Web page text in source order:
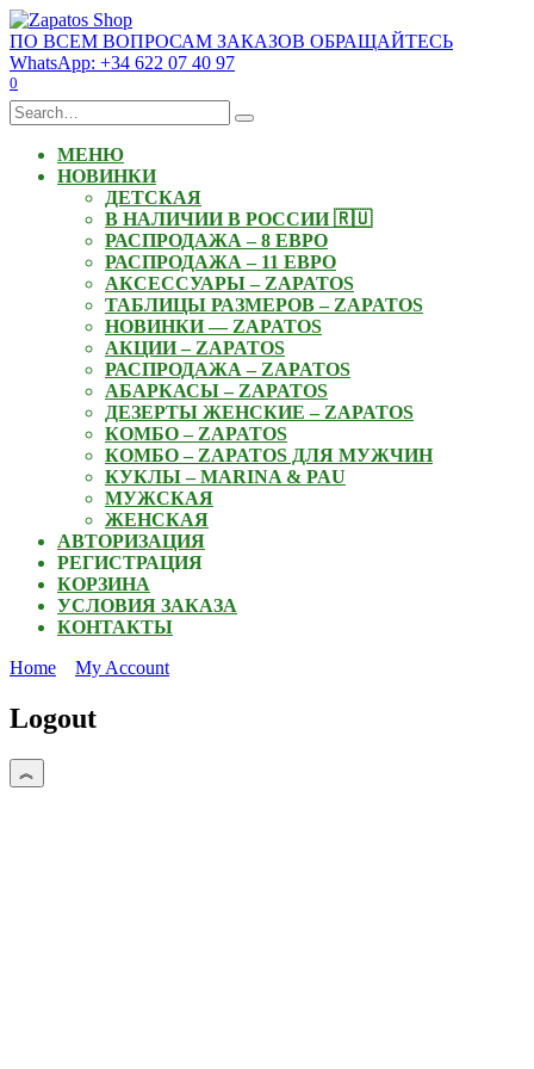
Skip
to
content
ПО ВСЕМ ВОПРОСАМ ЗАКАЗОВ ОБРАЩАЙТЕСЬ
WhatsApp: +34 622 07 40 97
0
Search
for:
МЕНЮ
НОВИНКИ
ДЕТСКАЯ
В НАЛИЧИИ В РОССИИ 🇷🇺
РАСПРОДАЖА – 8 ЕВРО
РАСПРОДАЖА – 11 ЕВРО
АКСЕССУАРЫ – ZAPATOS
ТАБЛИЦЫ РАЗМЕРОВ – ZAPATOS
НОВИНКИ — ZAPATOS
АКЦИИ – ZAPATOS
РАСПРОДАЖА – ZAPATOS
АБАРКАСЫ – ZAPATOS
ДЕЗЕРТЫ ЖЕНСКИЕ – ZAPATOS
КОМБО – ZAPATOS
КОМБО – ZAPATOS ДЛЯ МУЖЧИН
КУКЛЫ – MARINA & PAU
МУЖСКАЯ
ЖЕНСКАЯ
АВТОРИЗАЦИЯ
РЕГИСТРАЦИЯ
КОРЗИНА
УСЛОВИЯ ЗАКАЗА
КОНТАКТЫ
Home
My Account
Logout